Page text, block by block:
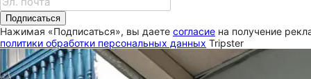
Подписаться
Нажимая «Подписаться», вы даете согласие на получение
политики обработки персональных данных Tripster